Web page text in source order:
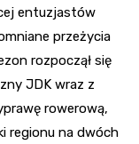
entuzjastów
przeżycia
rozpoczął się
JDK wraz z
rowerową,
regionu na dwóch